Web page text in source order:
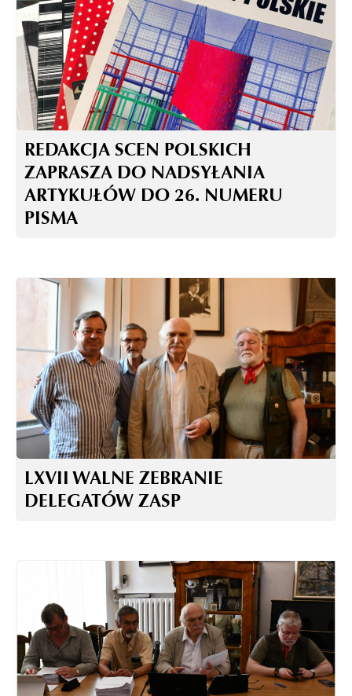
REDAKCJA SCEN POLSKICH
ZAPRASZA DO NADSYŁANIA
ARTYKUŁÓW DO 26. NUMERU
PISMA
LXVII WALNE ZEBRANIE
DELEGATÓW ZASP